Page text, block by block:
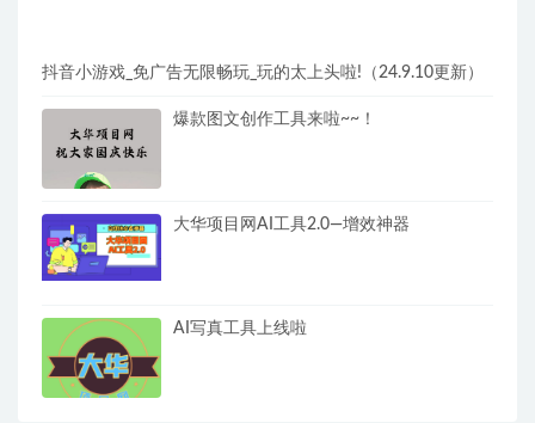
抖音小游戏_免广告无限畅玩_玩的太上头啦!（24.9.10更新）
爆款图文创作工具来啦~~！
大华项目网AI工具2.0—增效神器
AI写真工具上线啦